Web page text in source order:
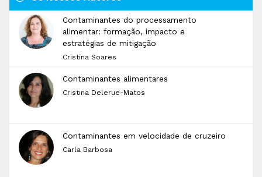
Contaminantes do processamento
alimentar: formação, impacto e
estratégias de mitigação
Cristina Soares
Contaminantes alimentares
Cristina Delerue-Matos
Contaminantes em velocidade de cruzeiro
Carla Barbosa